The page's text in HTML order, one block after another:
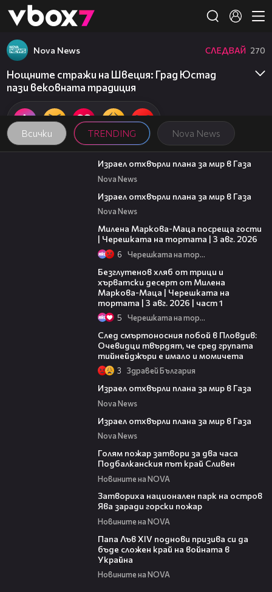
👾
Всички TRENDING Nova News
Nova News СЛЕДВАЙ 270
Нощните стражи на Швеция: Град Юстад
пази вековната традиция
00:46
Израел отхвърли плана за мир в Газа
Nova News
Израел отхвърли плана за мир в Газа
Nova News
Милена Маркова-Маца посреща гости
| Черешката на тортата | 3 авг. 2026
6 Черешката на тортата
Безглутенов хляб от трици и
хърватски десерт от Милена
Маркова-Маца | Черешката на
тортата | 3 авг. 2026 | част 1
5 Черешката на тортата
След смъртоносния побой в Пловдив:
Очевидци твърдят, че сред групата
тийнейджъри е имало и момичета
3 Здравей България
Израел отхвърли плана за мир в Газа
Nova News
Израел отхвърли плана за мир в Газа
Nova News
Голям пожар затвори за два часа
Подбалканския път край Сливен
Новините на NOVA
Затвориха национален парк на остров
Ява заради горски пожар
Новините на NOVA
Папа Лъв XIV поднови призива си да
бъде сложен край на войната в
Украйна
Новините на NOVA